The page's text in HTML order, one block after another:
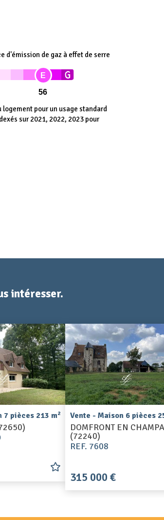
d'émission de gaz à effet de serre
E
56
pour un usage standard
sur 2021, 2022, 2023 pour
intéresser.
7 pièces 213 m2 Vente - Maison 6 pièces
DOMFRONT EN
(72240)
REF. 7608
315 000 €